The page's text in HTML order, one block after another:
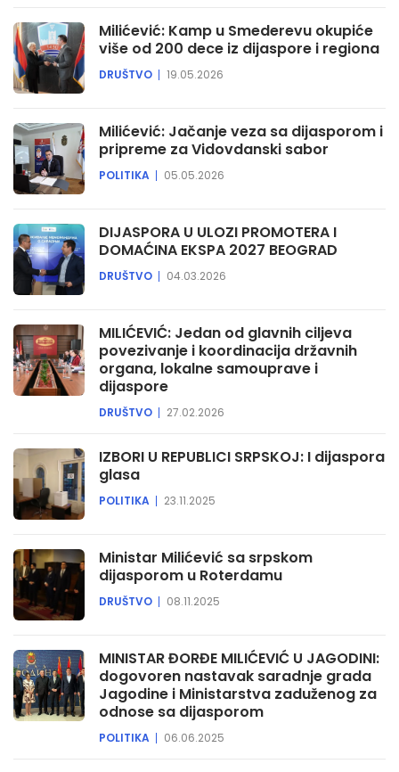
Milićević: Kamp u Smederevu okupiće
više od 200 dece iz dijaspore i regiona
DRUŠTVO 19.05.2026
Milićević: Jačanje veza sa dijasporom i
pripreme za Vidovdanski sabor
POLITIKA 05.05.2026
DIJASPORA U ULOZI PROMOTERA I
DOMAĆINA EKSPA 2027 BEOGRAD
DRUŠTVO 04.03.2026
MILIĆEVIĆ: Jedan od glavnih ciljeva
povezivanje i koordinacija državnih
organa, lokalne samouprave i
dijaspore
DRUŠTVO 27.02.2026
IZBORI U REPUBLICI SRPSKOJ: I dijaspora
glasa
POLITIKA 23.11.2025
Ministar Milićević sa srpskom
dijasporom u Roterdamu
DRUŠTVO 08.11.2025
MINISTAR ĐORĐE MILIĆEVIĆ U JAGODINI:
dogovoren nastavak saradnje grada
Jagodine i Ministarstva zaduženog za
odnose sa dijasporom
POLITIKA 06.06.2025